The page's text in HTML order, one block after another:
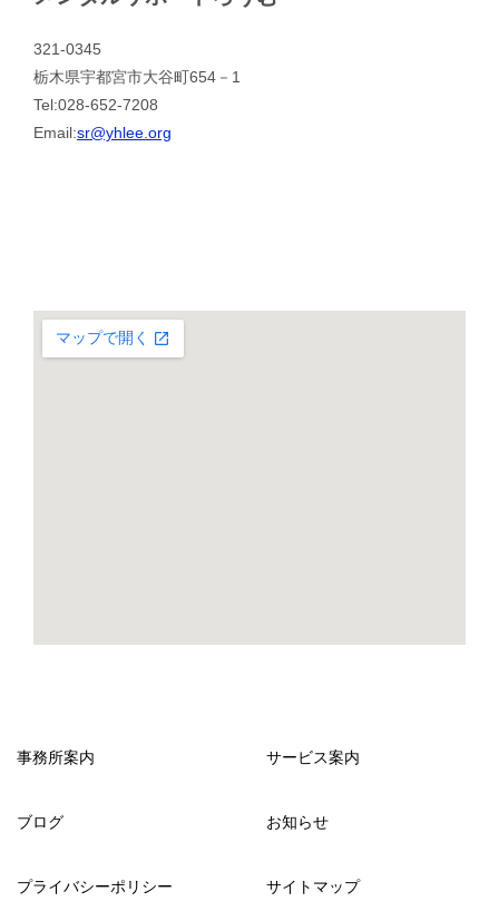
321-0345
栃木県宇都宮市大谷町654－1
Tel:028-652-7208
Email:sr@yhlee.org
事務所案内 サービス案内
ブログ お知らせ
プライバシーポリシー サイトマップ